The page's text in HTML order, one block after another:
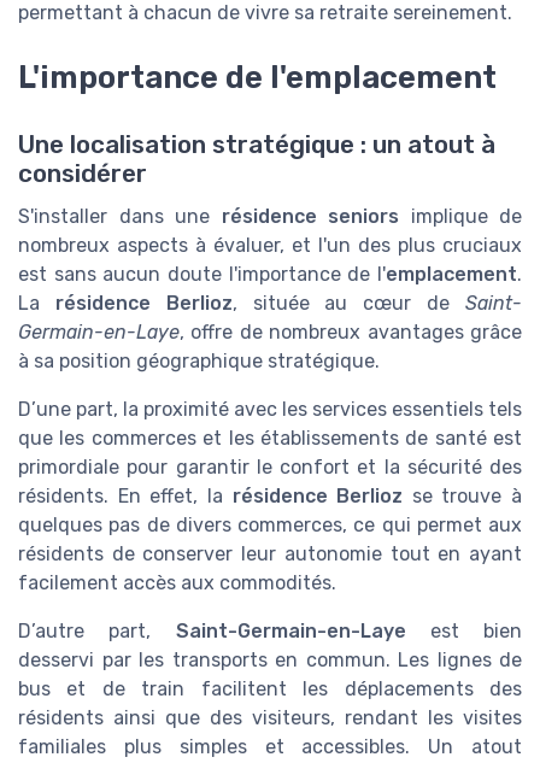
permettant à chacun de vivre sa retraite sereinement.
L'importance de l'emplacement
Une localisation stratégique : un atout à
considérer
S'installer dans une résidence seniors implique de
nombreux aspects à évaluer, et l'un des plus cruciaux
est sans aucun doute l'importance de l'emplacement.
La résidence Berlioz, située au cœur deSaint-
Germain-en-Laye, offre de nombreux avantages grâce
à sa position géographique stratégique.
D’une part, la proximité avec les services essentiels tels
que les commerces et les établissements de santé est
primordiale pour garantir le confort et la sécurité des
résidents. En effet, la résidence Berlioz se trouve à
quelques pas de divers commerces, ce qui permet aux
résidents de conserver leur autonomie tout en ayant
facilement accès aux commodités.
D’autre part, Saint-Germain-en-Laye est bien
desservi par les transports en commun. Les lignes de
bus et de train facilitent les déplacements des
résidents ainsi que des visiteurs, rendant les visites
familiales plus simples et accessibles. Un atout